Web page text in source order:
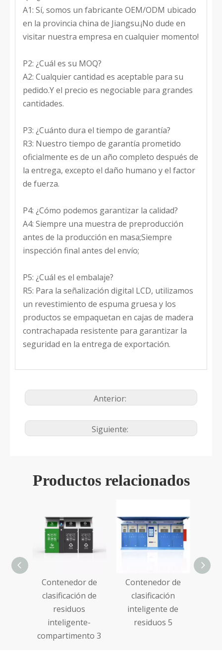
A1: Sí, somos un fabricante OEM/ODM ubicado
en la provincia china de Jiangsu.¡No dude en
visitar nuestra empresa en cualquier momento!
P2: ¿Cuál es su MOQ?
A2: Cualquier cantidad es aceptable para su
pedido.Y el precio es negociable para grandes
cantidades.
P3: ¿Cuánto dura el tiempo de garantía?
R3: Nuestro tiempo de garantía prometido
oficialmente es de un año completo después de
la entrega, excepto el daño humano y el factor
de fuerza.
P4: ¿Cómo podemos garantizar la calidad?
A4: Siempre una muestra de preproducción
antes de la producción en masa;Siempre
inspección final antes del envío;
P5: ¿Cuál es el embalaje?
R5: Para la señalización digital LCD, utilizamos
un revestimiento de espuma gruesa y los
productos se empaquetan en cajas de madera
contrachapada resistente para garantizar la
seguridad en la entrega de exportación.
Anterior:
Siguiente:
Productos relacionados
Contenedor de
clasificación de
residuos
inteligente-
compartimento 3
Contenedor de
clasificación
inteligente de
residuos 5